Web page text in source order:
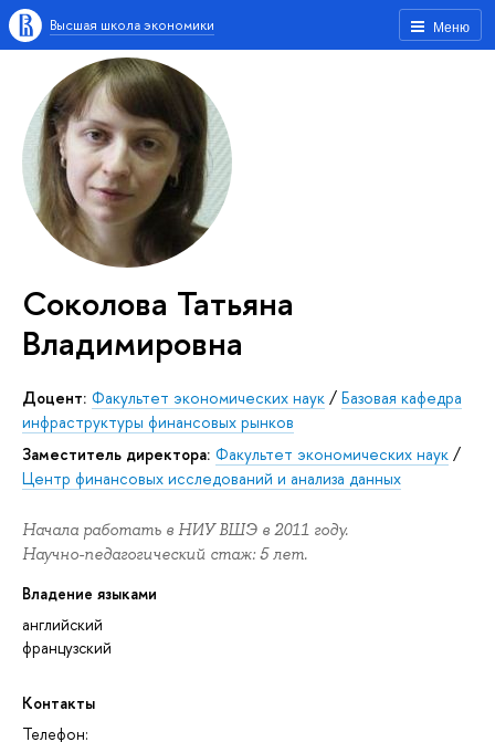
Меню
Высшая школа экономики
Соколова Татьяна
Владимировна
Доцент: Факультет экономических наук / Базовая кафедра
инфраструктуры финансовых рынков
Заместитель директора: Факультет экономических наук /
Центр финансовых исследований и анализа данных
Начала работать в НИУ ВШЭ в 2011 году.
Научно-педагогический стаж: 5 лет.
Владение языками
английский
французский
Контакты
Телефон: